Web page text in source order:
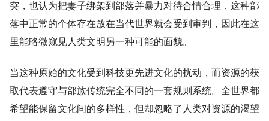
突，也认为把妻子绑架到部落并暴力对待合情合理，这种部
落中正常的个体存在放在当代世界就会受到审判，因此在这
里能略微窥见人类文明另一种可能的面貌。
当这种原始的文化受到科技更先进文化的扰动，而资源的获
取代表遵守与部族传统完全不同的一套规则系统。全世界都
希望能保留文化间的多样性，但却忽略了人类对资源的渴望